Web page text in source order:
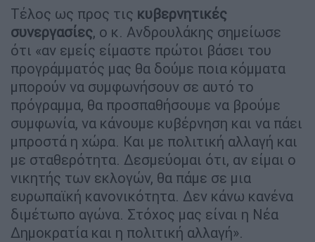
Τέλος ως προς τις κυβερνητικές
συνεργασίες, ο κ. Ανδρουλάκης σημείωσε
ότι «αν εμείς είμαστε πρώτοι βάσει του
προγράμματός μας θα δούμε ποια κόμματα
μπορούν να συμφωνήσουν σε αυτό το
πρόγραμμα, θα προσπαθήσουμε να βρούμε
συμφωνία, να κάνουμε κυβέρνηση και να πάει
μπροστά η χώρα. Και με πολιτική αλλαγή και
με σταθερότητα. Δεσμεύομαι ότι, αν είμαι ο
νικητής των εκλογών, θα πάμε σε μια
ευρωπαϊκή κανονικότητα. Δεν κάνω κανένα
διμέτωπο αγώνα. Στόχος μας είναι η Νέα
Δημοκρατία και η πολιτική αλλαγή».